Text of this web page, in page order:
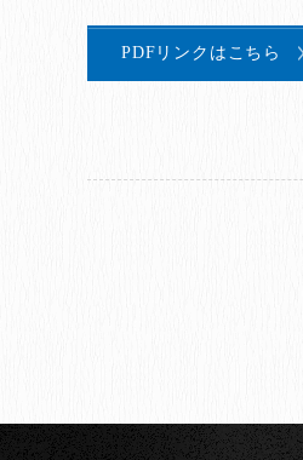
PDFリンクはこちら